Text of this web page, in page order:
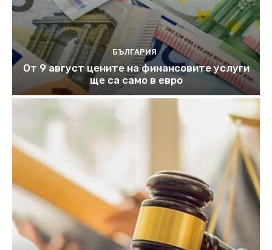
БЪЛГАРИЯ
От 9 август цените на финансовите услуги
ще са само в евро